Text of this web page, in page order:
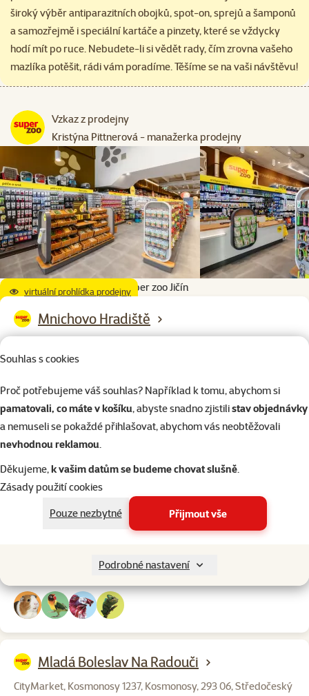
Souhlas s cookies
Proč potřebujeme váš souhlas? Například k tomu, abychom si
pamatovali, co máte v košíku, abyste snadno zjistilistav objednávky
a nemuseli se pokaždé přihlašovat, abychom vás neobtěžovali
nevhodnou reklamou.
Děkujeme,k vašim datům se budeme chovat slušně.
Zásady použití cookies
Pouze nezbytné
Přijmout vše
Podrobné nastavení
Vzkaz z prodejny
široký výběr antiparazitních obojků, spot-on, sprejů a šamponů
a samozřejmě i speciální kartáče a pinzety, které se vždycky
hodí mít po ruce. Nebudete-li si vědět rady, čím zrovna vašeho
mazlíka potěšit, rádi vám poradíme. Těšíme se na vaši návštěvu!
Kristýna Pittnerová - manažerka prodejny
virtuální prohlídka prodejnySuper zoo Jičín
Mnichovo Hradiště
kraj
Otevírací doba:
Po – Ne: 8:00 – 19:00
Mladá Boleslav
NC Olympia, Jičínská 1350, Mladá Boleslav, 293 01,
Mladá Boleslav Na Radouči
CityMarket, Kosmonosy 1237, Kosmonosy, 293 06, Středočeský